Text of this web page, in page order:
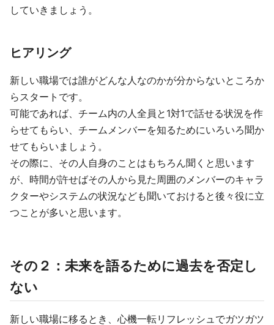
していきましょう。
ヒアリング
新しい職場では誰がどんな人なのかが分からないところか
らスタートです。
可能であれば、チーム内の人全員と1対1で話せる状況を作
らせてもらい、チームメンバーを知るためにいろいろ聞か
せてもらいましょう。
その際に、その人自身のことはもちろん聞くと思います
が、時間が許せばその人から見た周囲のメンバーのキャラ
クターやシステムの状況なども聞いておけると後々役に立
つことが多いと思います。
その２：未来を語るために過去を否定し
ない
新しい職場に移るとき、心機一転リフレッシュでガツガツ